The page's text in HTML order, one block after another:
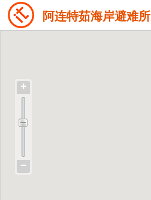
阿连特茹海岸避难所
+
−